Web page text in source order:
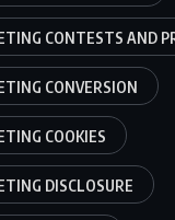
CONTESTS AND
CONVERSION
COOKIES
DISCLOSURE